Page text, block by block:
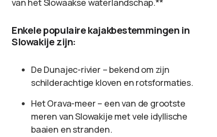
van het Slowaakse waterlandschap.**
Enkele populaire kajakbestemmingen in
Slowakije zijn:
De Dunajec-rivier – bekend om zijn
schilderachtige kloven en rotsformaties.
Het Orava-meer – een van de grootste
meren van Slowakije met vele idyllische
baaien en stranden.